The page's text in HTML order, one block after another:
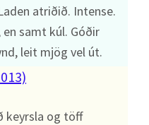
atriðið. Intense.
samt kúl. Góðir
leit mjög vel út.
keyrsla og töff